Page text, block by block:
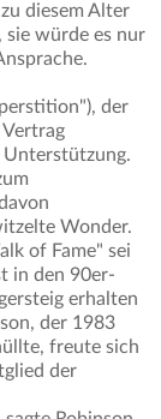
diesem Alter
sie würde es nur
der
Unterstützung.
Wonder.
of Fame" sei
in den 90er-
erhalten
der 1983
freute sich
der